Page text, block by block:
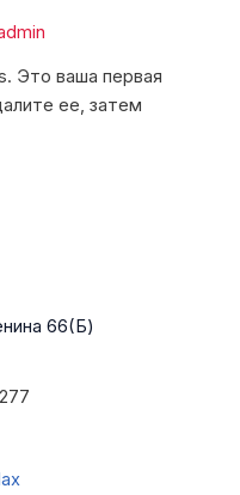
Это ваша первая
ее, затем
66(Б)